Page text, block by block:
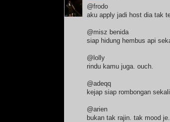
@frodo
aku apply jadi host dia tak
@misz benida
siap hidung hembus api
@lolly
rindu kamu juga. ouch.
@adeqq
kejap siap rombongan
@arien
bukan tak rajin. tak mood je.